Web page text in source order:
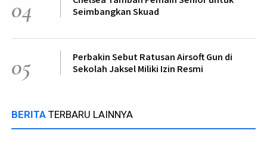
04
Seimbangkan Skuad
05
Perbakin Sebut Ratusan Airsoft Gun di
Sekolah Jaksel Miliki Izin Resmi
BERITA TERBARU LAINNYA